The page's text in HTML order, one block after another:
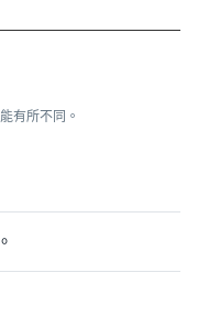
有所不同。